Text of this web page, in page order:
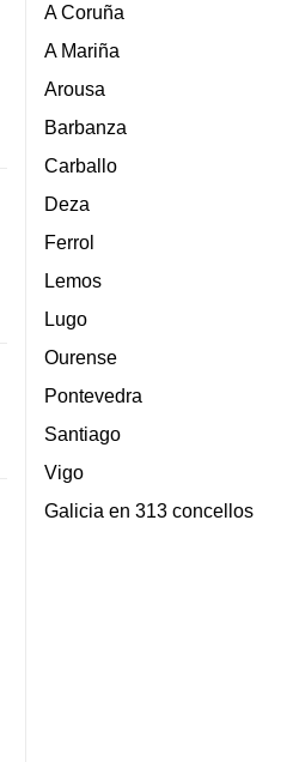
A Coruña
A Mariña
Arousa
Barbanza
Carballo
Deza
Ferrol
Lemos
Lugo
Ourense
Pontevedra
Santiago
Vigo
Galicia en 313 concellos